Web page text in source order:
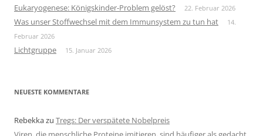
Eukaryogenese: Königskinder-Problem gelöst? 22. Februar 2026
Was unser Stoffwechsel mit dem Immunsystem zu tun hat
14.
Februar 2026
Lichtgruppe 15. Januar 2026
NEUESTE KOMMENTARE
Rebekkazu Tregs: Der verspätete Nobelpreis